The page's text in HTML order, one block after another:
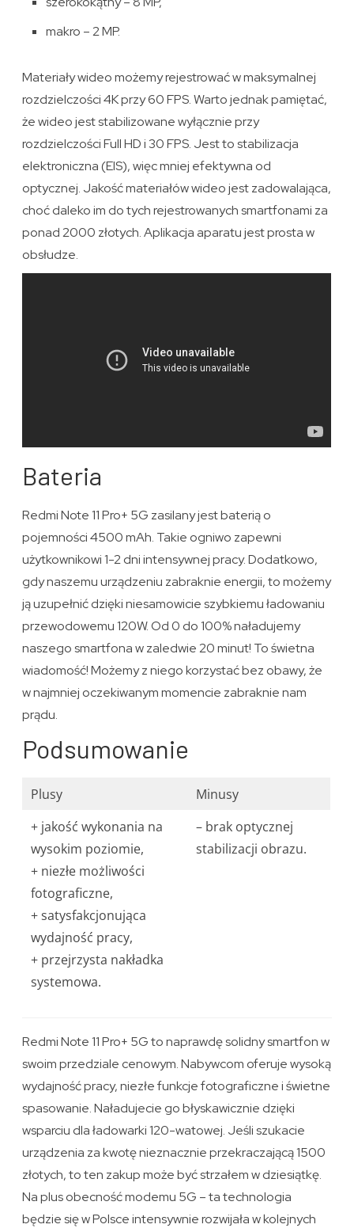
makro – 2 MP.
Materiały wideo możemy rejestrować w maksymalnej
rozdzielczości 4K przy 60 FPS. Warto jednak pamiętać,
że wideo jest stabilizowane wyłącznie przy
rozdzielczości Full HD i 30 FPS. Jest to stabilizacja
elektroniczna (EIS), więc mniej efektywna od
optycznej. Jakość materiałów wideo jest zadowalająca,
choć daleko im do tych rejestrowanych smartfonami za
ponad 2000 złotych. Aplikacja aparatu jest prosta w
obsłudze.
Bateria
Redmi Note 11 Pro+ 5G zasilany jest baterią o
pojemności 4500 mAh. Takie ogniwo zapewni
użytkownikowi 1-2 dni intensywnej pracy. Dodatkowo,
gdy naszemu urządzeniu zabraknie energii, to możemy
ją uzupełnić dzięki niesamowicie szybkiemu ładowaniu
przewodowemu 120W. Od 0 do 100% naładujemy
naszego smartfona w zaledwie 20 minut! To świetna
wiadomość! Możemy z niego korzystać bez obawy, że
w najmniej oczekiwanym momencie zabraknie nam
prądu.
Podsumowanie
Plusy
Minusy
+ jakość wykonania na
wysokim poziomie,
+ niezłe możliwości
fotograficzne,
+ satysfakcjonująca
wydajność pracy,
+ przejrzysta nakładka
systemowa.
– brak optycznej
stabilizacji obrazu.
Redmi Note 11 Pro+ 5G to naprawdę solidny smartfon w
swoim przedziale cenowym. Nabywcom oferuje wysoką
wydajność pracy, niezłe funkcje fotograficzne i świetne
spasowanie. Naładujecie go błyskawicznie dzięki
wsparciu dla ładowarki 120-watowej. Jeśli szukacie
urządzenia za kwotę nieznacznie przekraczającą 1500
złotych, to ten zakup może być strzałem w dziesiątkę.
Na plus obecność modemu 5G – ta technologia
będzie się w Polsce intensywnie rozwijała w kolejnych